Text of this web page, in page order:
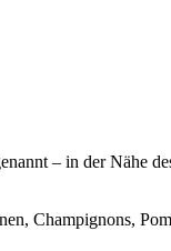
– in der Nähe
Champignons,